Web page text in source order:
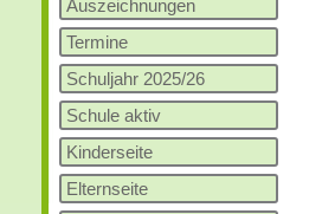
Auszeichnungen
Termine
Schuljahr 2025/26
Schule aktiv
Kinderseite
Elternseite